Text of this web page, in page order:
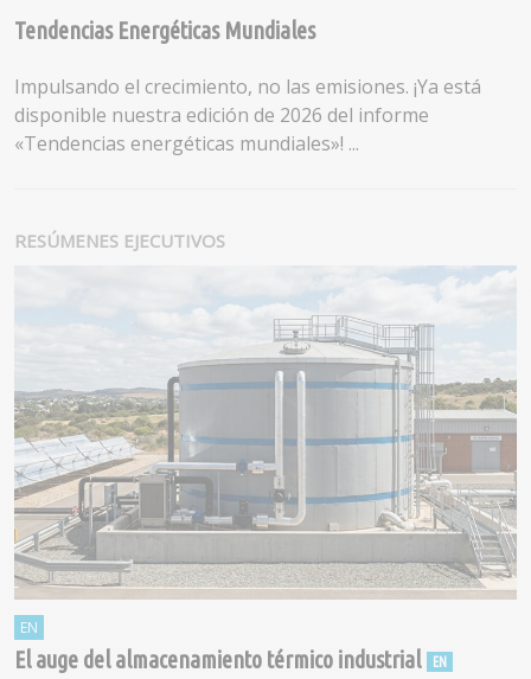
Tendencias Energéticas Mundiales
Impulsando el crecimiento, no las emisiones. ¡Ya está
disponible nuestra edición de 2026 del informe
«Tendencias energéticas mundiales»! ...
RESÚMENES EJECUTIVOS
El auge del almacenamiento térmico industrial